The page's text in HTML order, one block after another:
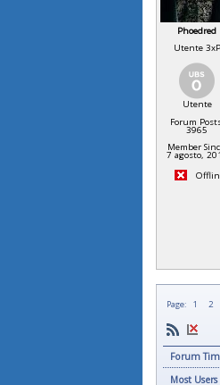
Phoedred
Utente 3xP
Utente
Forum
3965
Member
7 agosto,
Page: 1 2
Forum
Most